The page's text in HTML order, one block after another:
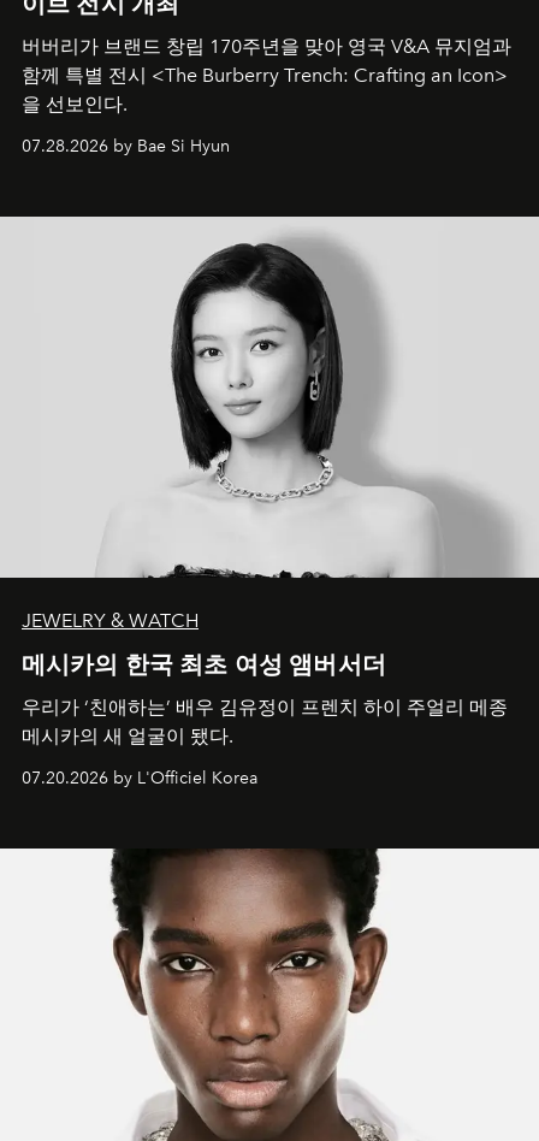
버버리가 브랜드 창립 170주년을 맞아 영국 V&A 뮤지엄과
함께 특별 전시 <The Burberry Trench: Crafting an Icon>
을 선보인다.
07.28.2026 by Bae Si Hyun
JEWELRY & WATCH
메시카의 한국 최초 여성 앰버서더
우리가 ‘친애하는’ 배우 김유정이 프렌치 하이 주얼리 메종
메시카의 새 얼굴이 됐다.
07.20.2026 by L'Officiel Korea